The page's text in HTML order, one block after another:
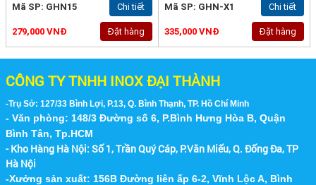
Mã SP: GHN15
Chi tiết
279,000 VNĐ Đặt hàng
Mã SP: GHN-X1
Chi tiết
335,000 VNĐ Đặt hàng
CÔNG TY TNHH INOX ĐẠI THÀNH
-Trụ Sở: 127/33 Bình Lợi, P.13, Q. Bình Thạnh, TP. Hồ Chí Minh
- Văn phòng: 148/3 Đường số 6, P.Bình Hưng Hòa B, Quận
Bình Tân, Tp.HCM
- Kho Hàng Hà Nội: Số 1, Trần Quý Cáp, P.Văn Miếu, Q. Đống Đa, TP
Hà Nội
-Xưởng sản xuất: 156B Đường liên ấp 6-2, Vĩnh Lộc A, Bình